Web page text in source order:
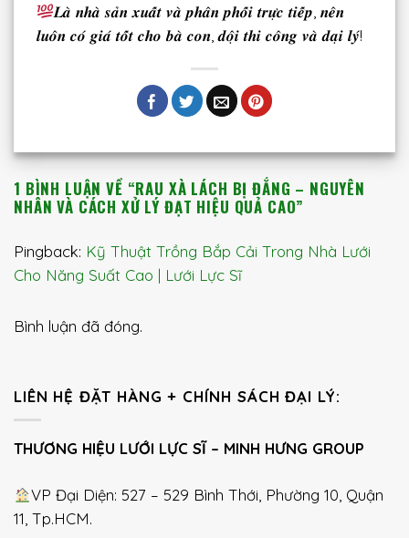
𝑳𝒂̀ 𝒏𝒉𝒂̀ 𝒔𝒂̉𝒏 𝒙𝒖𝒂̂́𝒕 𝒗𝒂̀ 𝒑𝒉𝒂̂𝒏 𝒑𝒉𝒐̂́𝒊 𝒕𝒓𝒖̛̣𝒄 𝒕𝒊𝒆̂́𝒑, 𝒏𝒆̂𝒏
𝒍𝒖𝒐̂𝒏 𝒄𝒐́ 𝒈𝒊𝒂́ 𝒕𝒐̂́𝒕 𝒄𝒉𝒐 𝒃𝒂̀ 𝒄𝒐𝒏, 𝒅𝒐̣̂𝒊 𝒕𝒉𝒊 𝒄𝒐̂𝒏𝒈 𝒗𝒂̀ 𝒅𝒂̣𝒊 𝒍𝒚́!
1 BÌNH LUẬN VỀ “RAU XÀ LÁCH BỊ ĐẮNG – NGUYÊN
NHÂN VÀ CÁCH XỬ LÝ ĐẠT HIỆU QUẢ CAO”
Pingback: Kỹ Thuật Trồng Bắp Cải Trong Nhà Lưới
Cho Năng Suất Cao | Lưới Lực Sĩ
Bình luận đã đóng.
LIÊN HỆ ĐẶT HÀNG + CHÍNH SÁCH ĐẠI LÝ:
THƯƠNG HIỆU LƯỚI LỰC SĨ – MINH HƯNG GROUP
VP Đại Diện: 527 – 529 Bình Thới, Phường 10, Quận
11, Tp.HCM.